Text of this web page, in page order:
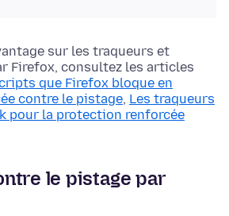
sur les traqueurs et
Firefox, consultez les articles
que Firefox bloque en
contre le pistage, Les traqueurs
pour la protection renforcée
le pistage par